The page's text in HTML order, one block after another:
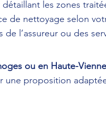
les zones
de nettoyage selon
l’assureur ou des
ou en Haute-
une proposition